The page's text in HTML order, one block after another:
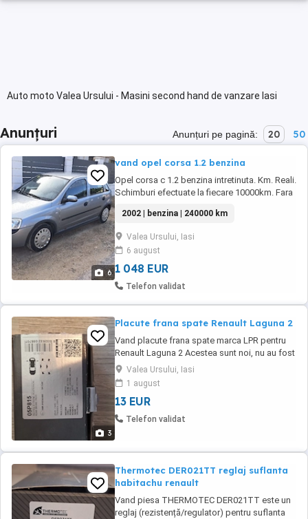
Auto moto Valea Ursului - Masini second hand de vanzare Iasi
Anunțuri Anunțuri pe pagină: 20 50
6
vand opel corsa 1.2 benzina
Opel corsa c 1.2 benzina intretinuta. Km. Reali.
Schimburi efectuate la fiecare 10000km. Fara
personala. ideala pentru bolt food.
2002 | benzina | 240000 km
Valea Ursului, Iasi
6 august
1 048 EUR
Telefon validat
3
Placute frana spate Renault Laguna 2
Vand placute frana spate marca LPR pentru
Renault Laguna 2 Acestea sunt noi, nu au fost
montate niciodata. Codul piesei este 05P815
pret: 70 lei Predare personala in Valea Ursului
Iasi
Valea Ursului, Iasi
1 august
13 EUR
Telefon validat
Thermotec DER021TT reglaj suflanta
habitachu renault
Vand piesa THERMOTEC DER021TT este un
reglaj (rezistență/regulator) pentru suflanta